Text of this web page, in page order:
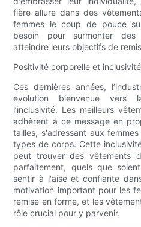
fière allure dans des
femmes le coup de pouce
besoin pour surmonter des
atteindre leurs objectifs de
Positivité corporelle et
Ces dernières années,
évolution bienvenue vers
l’inclusivité. Les meilleurs
adhèrent à ce message en
tailles, s'adressant aux
types de corps. Cette
peut trouver des vêtements
parfaitement, quels que
sentir à l'aise et confiante
motivation important pour les
remise en forme, et les
rôle crucial pour y parvenir.